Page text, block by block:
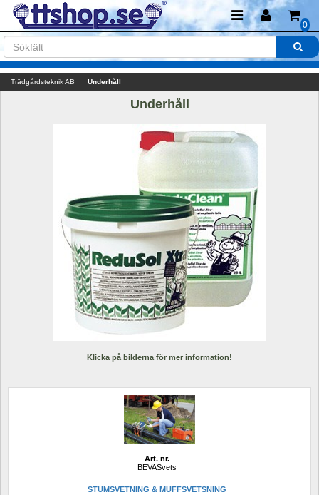
0
Trädgårdsteknik AB Underhåll
Underhåll
Klicka på bilderna för mer information!
Art. nr.
BEVASvets
STUMSVETNING & MUFFSVETSNING